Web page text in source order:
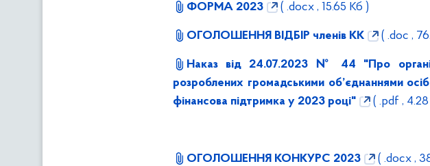
ФОРМА 2023 ( .docx , 15.65 Кб )
ОГОЛОШЕННЯ ВІДБІР членів КК ( .doc ,
Наказ від 24.07.2023 № 44 "Про
розроблених громадськими об’єднаннями
фінансова підтримка у 2023 році"
( .pdf ,
ОГОЛОШЕННЯ КОНКУРС 2023 ( .docx ,